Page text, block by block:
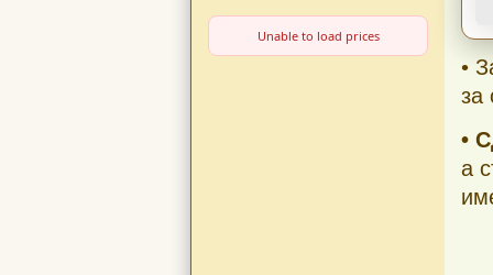
•
за
•
а
Unable to load prices